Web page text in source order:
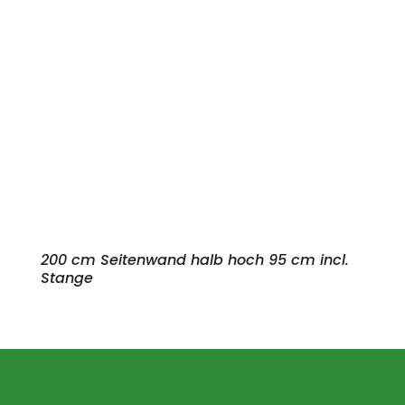
200 cm Seitenwand halb hoch 95 cm incl.
Stange